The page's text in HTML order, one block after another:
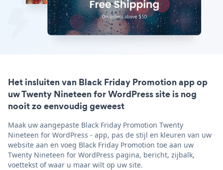
Het insluiten van Black Friday Promotion app op
uw Twenty Nineteen for WordPress site is nog
nooit zo eenvoudig geweest
Maak uw aangepaste Black Friday Promotion Twenty
Nineteen for WordPress - app, pas de stijl en kleuren van uw
website aan en voeg Black Friday Promotion toe aan uw
Twenty Nineteen for WordPress pagina, bericht, zijbalk,
voettekst of waar u maar wilt op uw site.